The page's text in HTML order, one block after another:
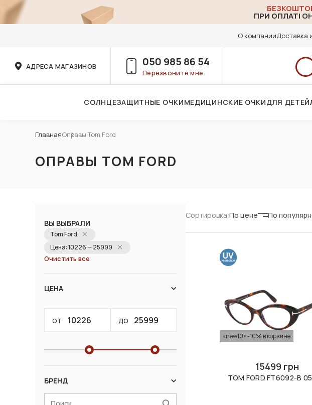
ПРИ ОПЛАТІ
О компанииДоставка
АДРЕСА МАГАЗИНОВ 050 985 86 54
Перезвоните мне
СОЛНЦЕЗАЩИТНЫЕ ОЧКИМЕДИЦИНСКИЕ ОЧКИДЛЯ ДЕТЕЙ
ГлавнаяОправы Tom Ford
ОПРАВЫ TOM FORD
ВЫ ВЫБРАЛИ
Tom Ford
Цена: 10226 — 25999
Очистить все
ЦЕНА
от до
БРЕНД
Сортировка:По цене По
«new10» -10% в корзине
15499 грн
TOM FORD FT6092-B